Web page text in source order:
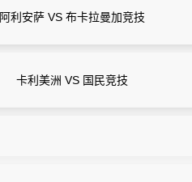
阿利安萨 VS 布卡拉曼加竞技
卡利美洲 VS 国民竞技